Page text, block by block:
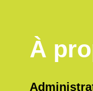
À